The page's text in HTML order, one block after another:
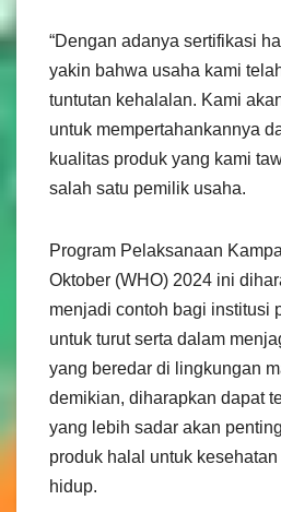
“Dengan adanya sertifikasi
yakin bahwa usaha kami
tuntutan kehalalan. Kami
untuk mempertahankannya
kualitas produk yang kami
salah satu pemilik usaha.
Program Pelaksanaan
Oktober (WHO) 2024 ini
menjadi contoh bagi institusi
untuk turut serta dalam
yang beredar di lingkungan
demikian, diharapkan dapat
yang lebih sadar akan
produk halal untuk
hidup.